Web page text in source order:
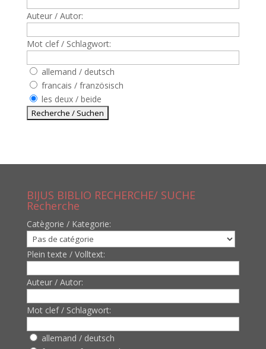
Auteur / Autor:
Mot clef / Schlagwort:
allemand / deutsch
francais / französisch
les deux / beide
BIJUS BIBLIO RECHERCHE/ SUCHE
Recherche
Catègorie / Kategorie:
Plein texte / Volltext:
Auteur / Autor:
Mot clef / Schlagwort:
allemand / deutsch